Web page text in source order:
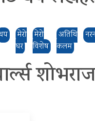
मेरो
घर
मेरो
विशेष
अतिथि
कलम